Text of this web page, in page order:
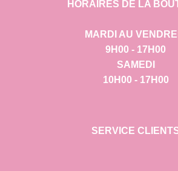
HORAIRES DE LA
MARDI AU
9H00 - 17H00
SAMEDI
10H00 - 17H00
SERVICE